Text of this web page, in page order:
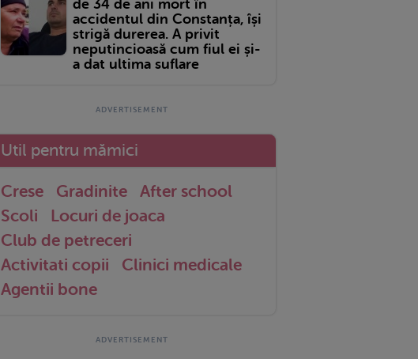
de 34 de ani mort în
accidentul din Constanța, își
strigă durerea. A privit
neputincioasă cum fiul ei și-
a dat ultima suflare
Util pentru mămici
Crese Gradinite
After school
Scoli
Locuri de joaca
Club de petreceri
Activitati copii
Clinici medicale
Agentii bone